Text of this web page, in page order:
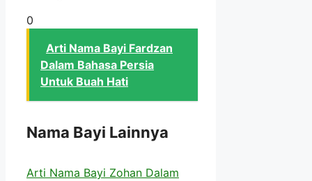
0
Arti Nama Bayi Fardzan
Dalam Bahasa Persia
Untuk Buah Hati
Nama Bayi Lainnya
Arti Nama Bayi Zohan Dalam